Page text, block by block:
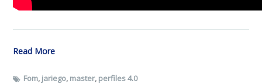
Read More
Fom, jariego, master, perfiles 4.0